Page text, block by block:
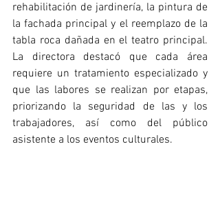
rehabilitación de jardinería, la pintura de
la fachada principal y el reemplazo de la
tabla roca dañada en el teatro principal.
La directora destacó que cada área
requiere un tratamiento especializado y
que las labores se realizan por etapas,
priorizando la seguridad de las y los
trabajadores, así como del público
asistente a los eventos culturales.